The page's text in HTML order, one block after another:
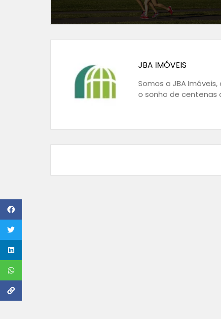
JBA IMÓVEIS
Somos a JBA
o sonho de centenas